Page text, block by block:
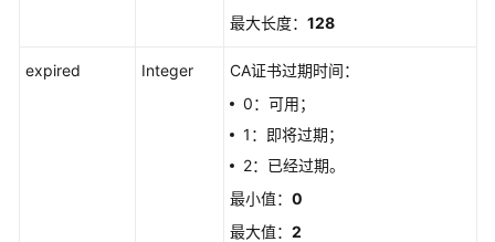
最大长度： 128
expired Integer
CA证书过期时间：
0：可用；
1：即将过期；
2：已经过期。
最小值： 0
最大值： 2